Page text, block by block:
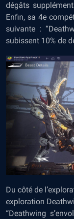
dégâts
Enfin, sa 4e
suivante :
subissent 10% de
Du côté de
exploration
“Deathwing